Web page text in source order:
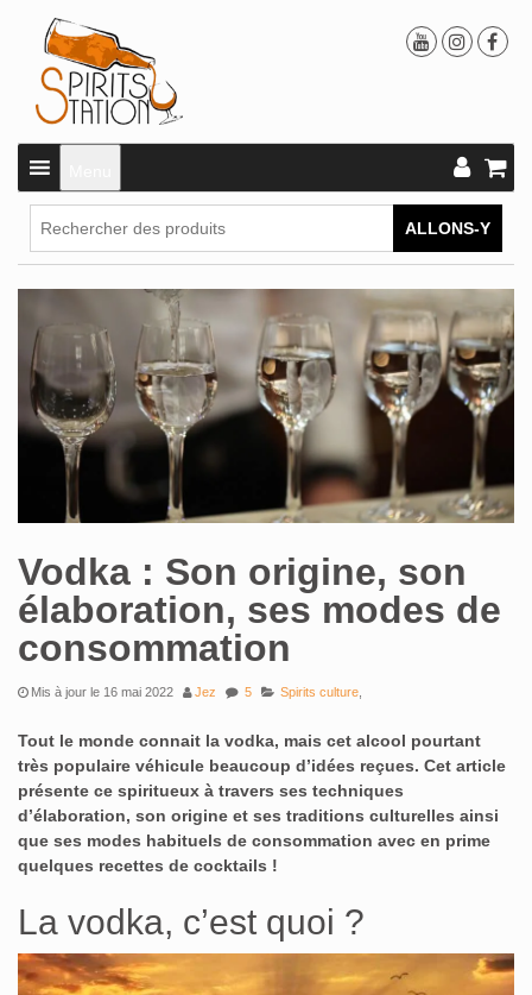
ALLONS-Y
Vodka : Son origine, son
élaboration, ses modes de
consommation
Mis à jour le 16 mai 2022 Jez 5 Spirits culture
Tout le monde connait la vodka, mais cet alcool pourtant
très populaire véhicule beaucoup d’idées reçues. Cet article
présente ce spiritueux à travers ses techniques
d’élaboration, son origine et ses traditions culturelles ainsi
que ses modes habituels de consommation avec en prime
quelques recettes de cocktails !
La vodka, c’est quoi ?